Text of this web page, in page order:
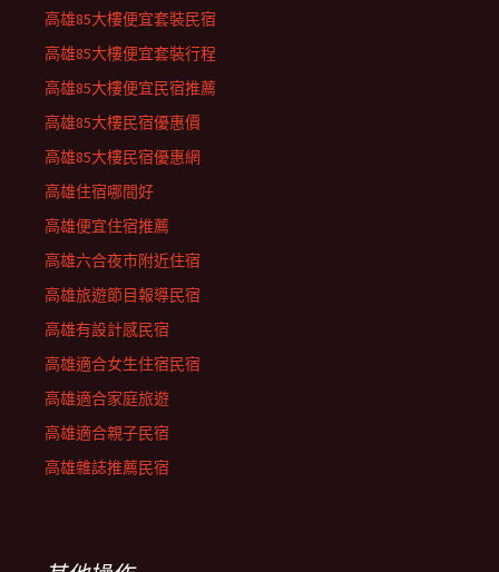
高雄85大樓便宜套裝民宿
高雄85大樓便宜套裝行程
高雄85大樓便宜民宿推薦
高雄85大樓民宿優惠價
高雄85大樓民宿優惠網
高雄住宿哪間好
高雄便宜住宿推薦
高雄六合夜市附近住宿
高雄旅遊節目報導民宿
高雄有設計感民宿
高雄適合女生住宿民宿
高雄適合家庭旅遊
高雄適合親子民宿
高雄雜誌推薦民宿